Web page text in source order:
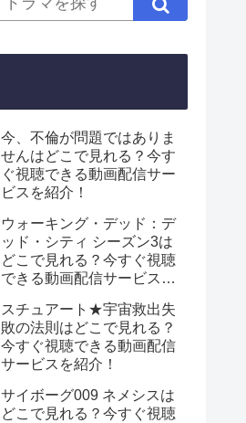
今、不倫が問題ではありま
せんはどこで見れる？今す
ぐ視聴できる動画配信サー
ビスを紹介！
ウォーキング・デッド：デ
ッド・シティ シーズン3は
どこで見れる？今すぐ視聴
できる動画配信サービスを
スチュアート★宇宙救出失
敗の法則はどこで見れる？
今すぐ視聴できる動画配信
サービスを紹介！
サイボーグ009 ネメシスは
どこで見れる？今すぐ視聴